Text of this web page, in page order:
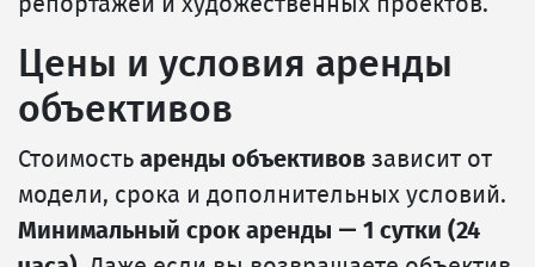
Цены и условия аренды
объективов
Стоимость аренды объективов зависит от
модели, срока и дополнительных условий.
Минимальный срок аренды — 1 сутки (24